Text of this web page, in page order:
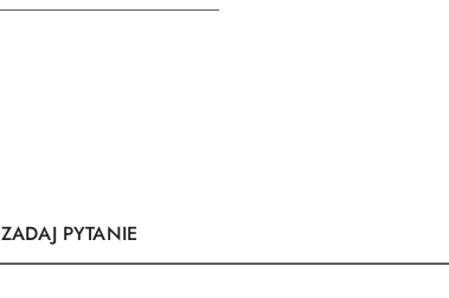
ZADAJ PYTANIE